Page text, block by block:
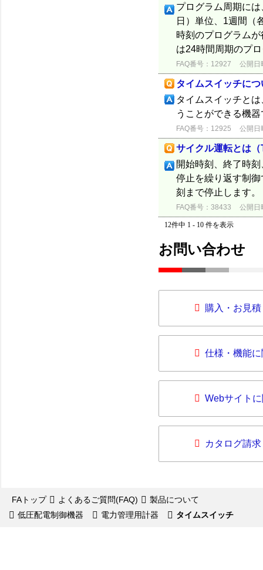
プログラム周期に
日）単位、1週間（
時刻のプログラム
は24時間周期のプ
FAQ番号：12927 公開日
タイムスイッチにつ
タイムスイッチと
うことができる機
FAQ番号：12925 公開日
サイクル運転とは
開始時刻、終了時
停止を繰り返す制
刻まで停止します。
FAQ番号：38433 公開日
12件中 1 - 10 件を表示
お問い合わせ
購入・お見
仕様・機能
Webサイト
カタログ請求
FAトップ よくあるご質問(FAQ)
製品について
低圧配電制御機器
電力管理用計器 タイムスイッチ